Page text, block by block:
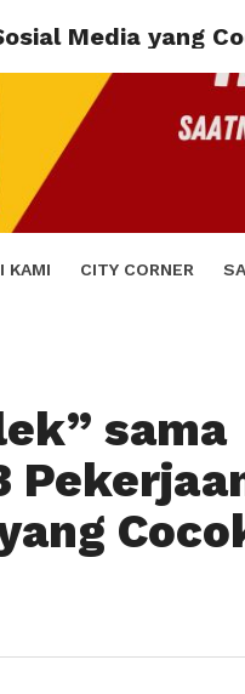
KAMI CITY CORNER
Media yang
sama